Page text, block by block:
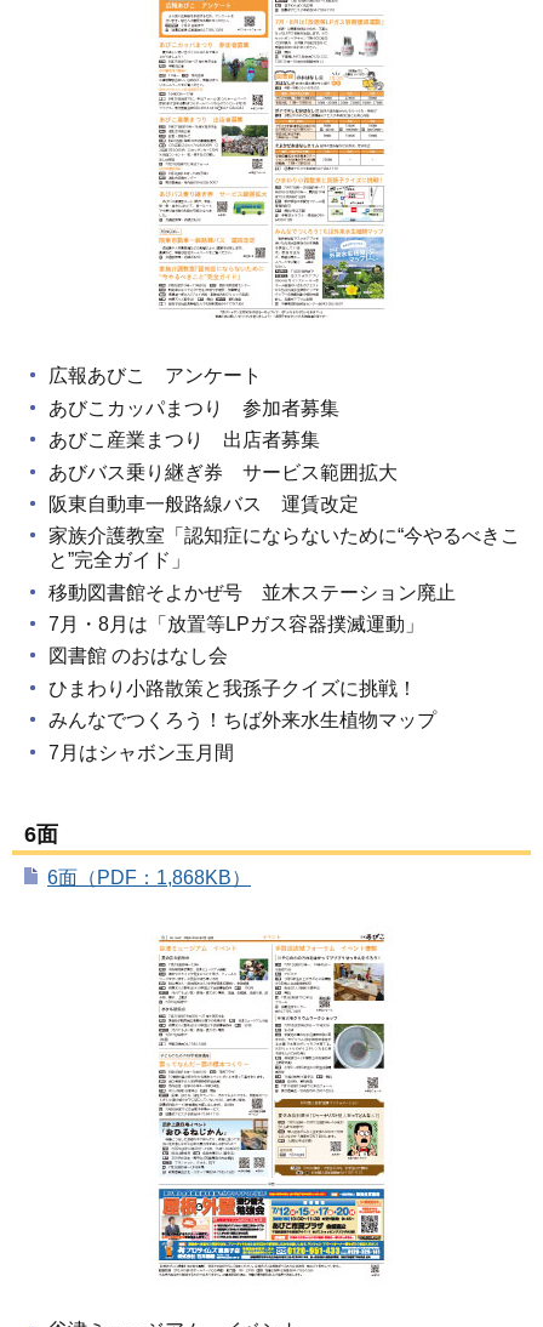
広報あびこ アンケート
あびこカッパまつり 参加者募集
あびこ産業まつり 出店者募集
あびバス乗り継ぎ券 サービス範囲拡大
阪東自動車一般路線バス 運賃改定
家族介護教室「認知症にならないために“今やるべきこ
と”完全ガイド」
移動図書館そよかぜ号 並木ステーション廃止
7月・8月は「放置等LPガス容器撲滅運動」
図書館 のおはなし会
ひまわり小路散策と我孫子クイズに挑戦！
みんなでつくろう！ちば外来水生植物マップ
7月はシャボン玉月間
6面
6面（PDF：1,868KB）